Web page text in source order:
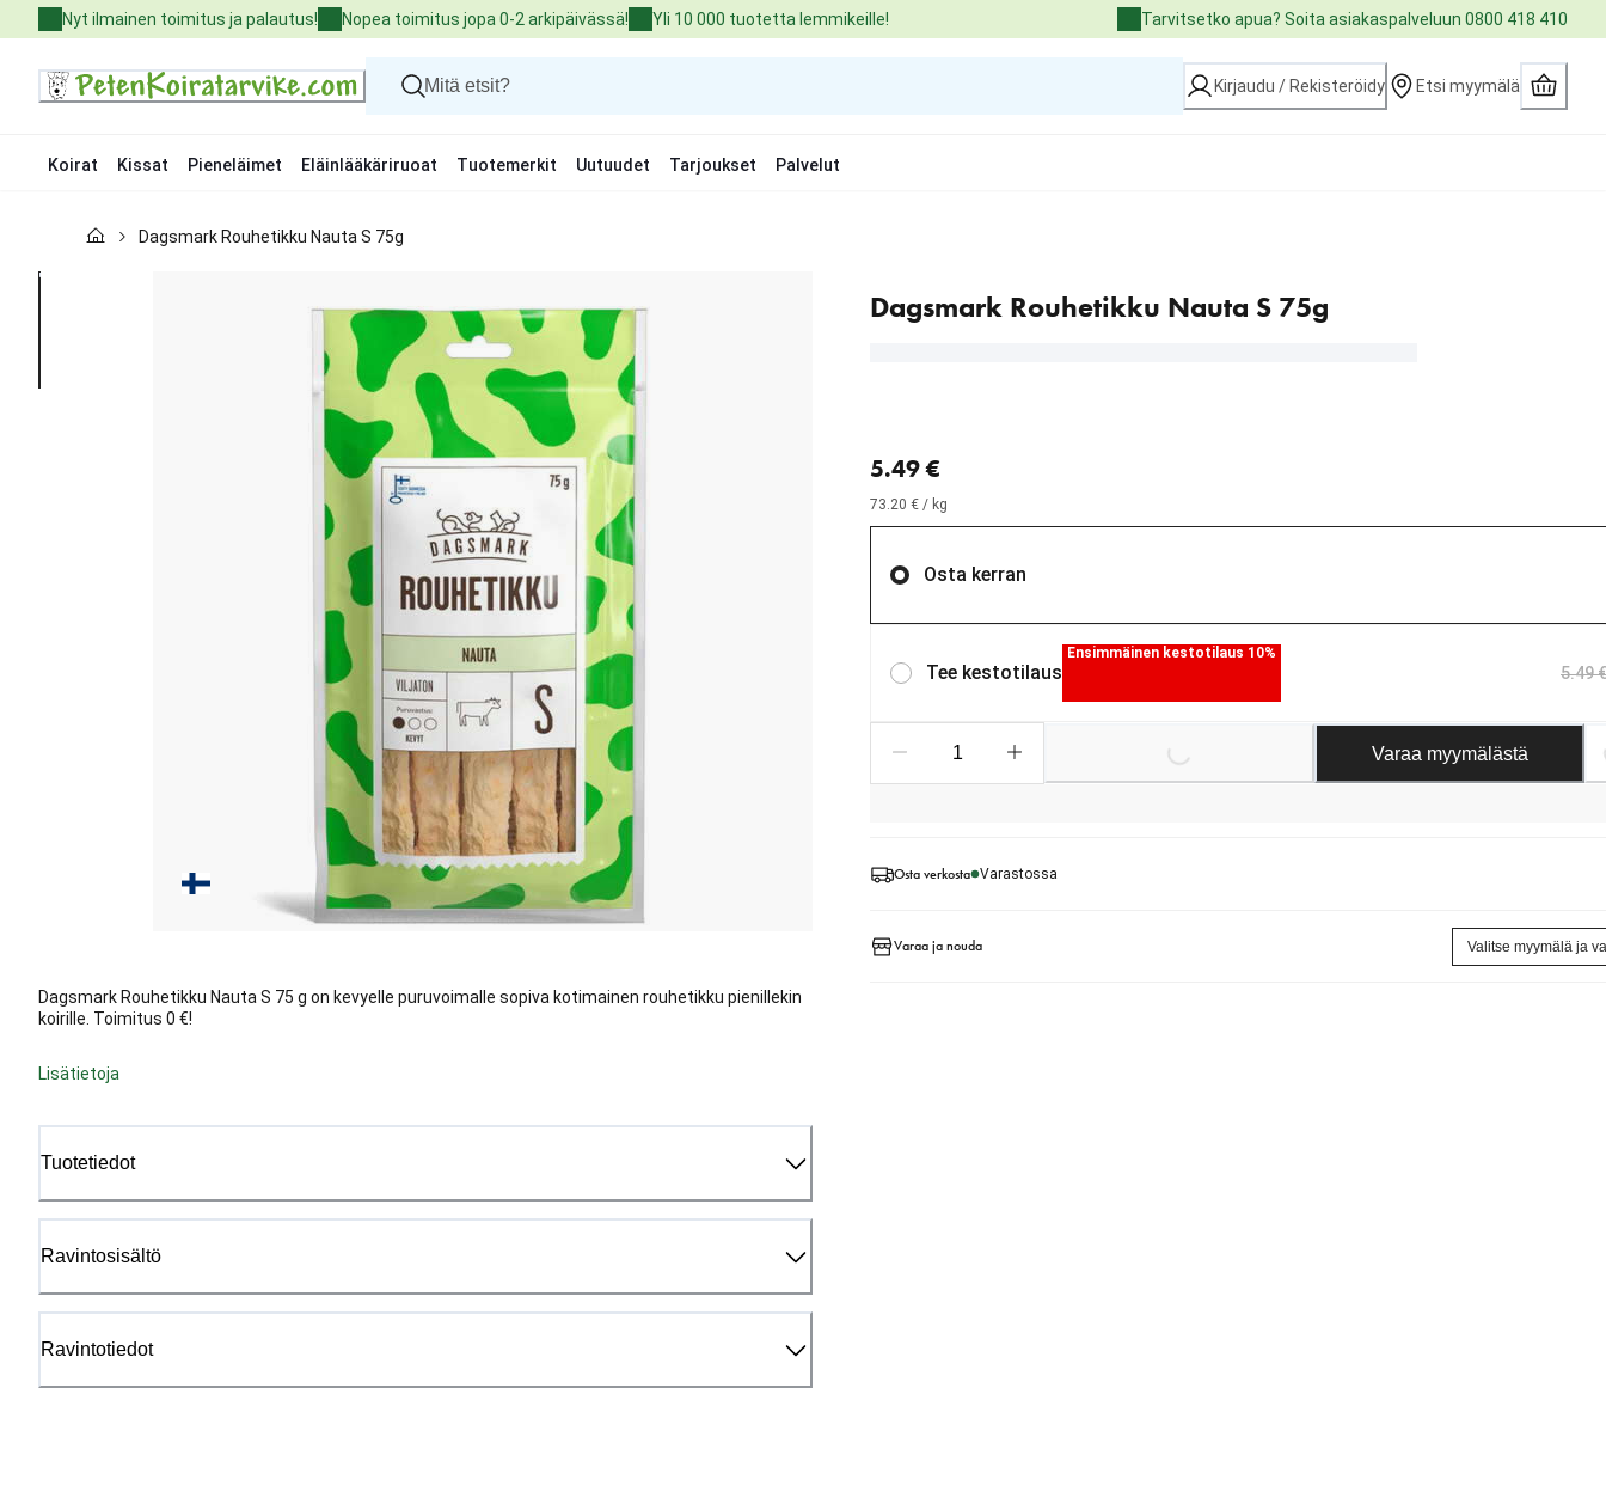
to
Nyt ilmainen toimitus ja palautus! Nopea toimitus jopa 0-2 arkipäivässä! Yli 10 000 tuotetta lemmikeille! Tarvitsetko apua? Soita asiakaspalveluun 0800 418 410
Kirjaudu / Rekisteröidy Etsi myymälä
Koirat Kissat Pieneläimet Eläinlääkäriruoat Tuotemerkit Uutuudet Tarjoukset Palvelut
Kissat
Dagsmark Rouhetikku Nauta S 75g
Dagsmark Rouhetikku Nauta S 75g
Dagsmark Rouhetikku Nauta S 75 g on kevyelle puruvoimalle sopiva kotimainen rouhetikku pienillekin
koirille. Toimitus 0 €!
Lisätietoja
Tuotetiedot
Ravintosisältö
Ravintotiedot
5.49 €
73.20 € / kg
Osta kerran
Tee kestotilaus
Ensimmäinen kestotilaus 10%
5.49 €
Loading... Varaa myymälästä
Osta verkosta Varastossa
Varaa ja nouda Valitse myymälä ja